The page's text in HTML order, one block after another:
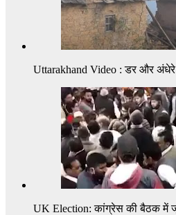
Uttarakhand Video : डर और अंधेरे में
UK Election: कांग्रेस की बैठक में